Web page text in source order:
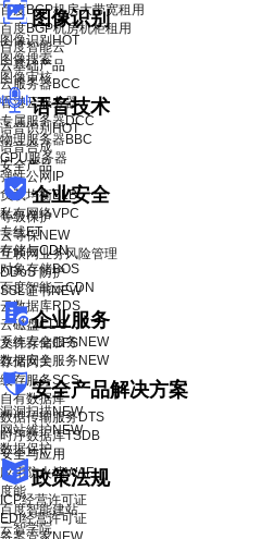
图像识别
图像识别HOT
图像搜索
图像审核
语音技术
语音识别 HOT
语音合成
安全产品
企业安全
等级保护
云等保NEW
互联网业务风险管理
DDoS 防护
SSL证书NEW
企业服务
系统安全服务NEW
数据安全服务 NEW
安全产品解决方案
漏洞扫描NEW
网站维护NEW
数据保护
政策法规
ICP经营许可证
EDI经营许可证
百度BGP机房大带宽租用
百度BGP机房机柜租用
百度智能云
云基础产品
云服务器BCC
香港云服务器
专属服务器DCC
物理服务器BBC
GPU服务器
弹性公网IP
负载均衡BLB
私有网络VPC
专线ET
存储与CDN
对象存储BOS
百度智能云CDN
云数据库RDS
云磁盘CDS
文件存储CFS
存储网关
缓存服务SCS
自有数据库
数据传输服务DTS
时序数据库TSDB
安全与应用
应用防火墙WAF
度能
百度智能建站
云智学院